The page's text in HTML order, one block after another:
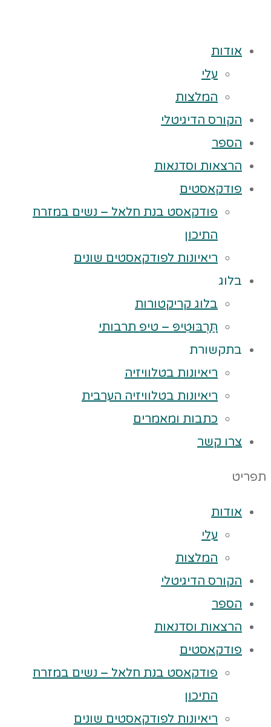
אודות
עלי
המלצות
הקורס הדיגיטלי
הספר
הרצאות וסדנאות
פודקאסטים
פודקאסט בנת חלאל – נשים במזרח
התיכון
ריאיונות לפודקאסטים שונים
בלוג
בלוג קריקטורות
תַּרְבּוּטִיפּ – טיפ תרבותי
בתקשורת
ריאיונות בטלוויזיה
ריאיונות בטלוויזיה הערבית
כתבות ומאמרים
צרו קשר
תפריט
אודות
עלי
המלצות
הקורס הדיגיטלי
הספר
הרצאות וסדנאות
פודקאסטים
פודקאסט בנת חלאל – נשים במזרח
התיכון
ריאיונות לפודקאסטים שונים